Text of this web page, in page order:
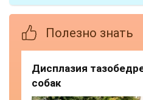
Полезно знать
Дисплазия
собак